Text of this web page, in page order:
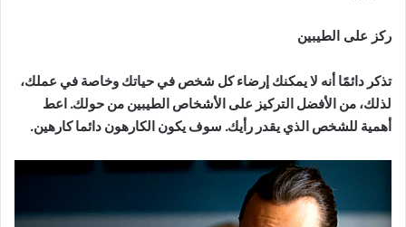
ركز على الطيبين
تذكر دائمًا أنه لا يمكنك إرضاء كل شخص في حياتك وخاصة في عملك،
لذلك، من الأفضل التركيز على الأشخاص الطيبين من حولك. اعط
أهمية للشخص الذي يقدر رأيك. سوف يكون الكارهون دائما كارهين.